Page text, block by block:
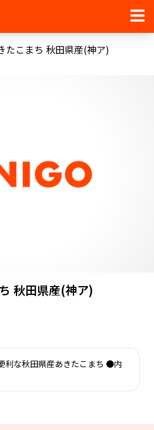
たこまち 秋田県産(神ア)
秋田県産(神ア)
利な秋田県産あきたこまち ●内